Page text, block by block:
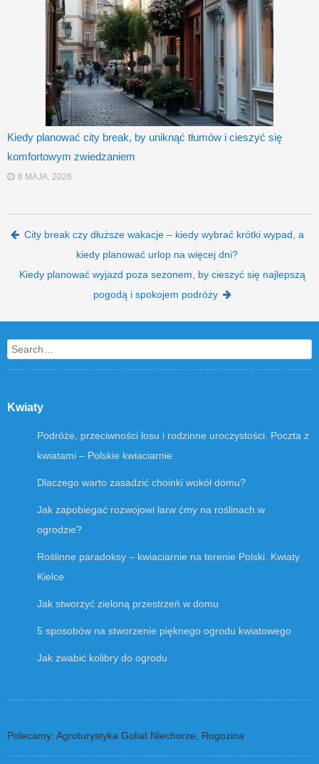
Kiedy planować city break, by uniknąć tłumów i cieszyć się
komfortowym zwiedzaniem
6 MAJA, 2026
Post navigation
City break czy dłuższe wakacje – kiedy wybrać krótki wypad, a
kiedy planować urlop na więcej dni?
Kiedy planować wyjazd poza sezonem, by cieszyć się najlepszą
pogodą i spokojem podróży
Search
Kwiaty
Podróże, przeciwności losu i rodzinne uroczystości. Poczta z
kwiatami – Polskie kwiaciarnie
Dlaczego warto zasadzić choinki wokół domu?
Jak zapobiegać rozwojowi larw ćmy na roślinach w
ogrodzie?
Roślinne paradoksy – kwiaciarnie na terenie Polski. Kwiaty
Kielce
Jak stworzyć zieloną przestrzeń w domu
5 sposobów na stworzenie pięknego ogrodu kwiatowego
Jak zwabić kolibry do ogrodu
Polecamy: Agroturystyka Goliat Niechorze, Rogozina